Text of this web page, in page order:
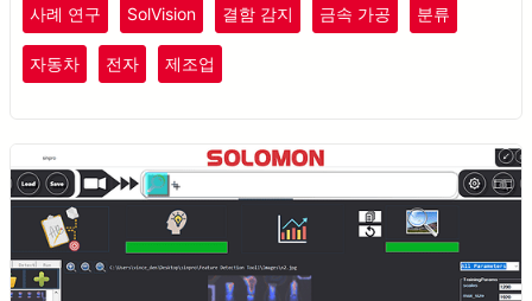
사례 연구 SolVision 결함 감지 금속 가공 분류
자동차 전자 제조업